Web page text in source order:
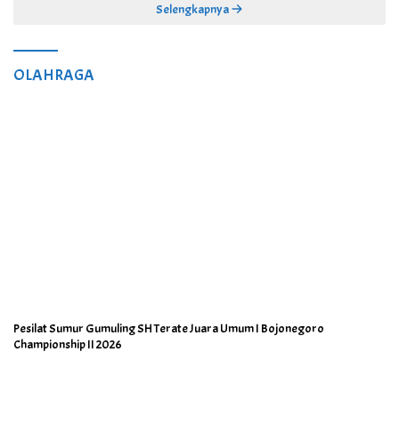
Selengkapnya
OLAHRAGA
Pesilat Sumur Gumuling SH Terate Juara Umum I Bojonegoro
Championship II 2026